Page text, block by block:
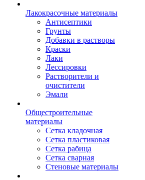
Лакокрасочные материалы
Антисептики
Грунты
Добавки в растворы
Краски
Лаки
Лессировки
Растворители и
очистители
Эмали
Общестроительные
материалы
Сетка кладочная
Сетка пластиковая
Сетка рабица
Сетка сварная
Стеновые материалы